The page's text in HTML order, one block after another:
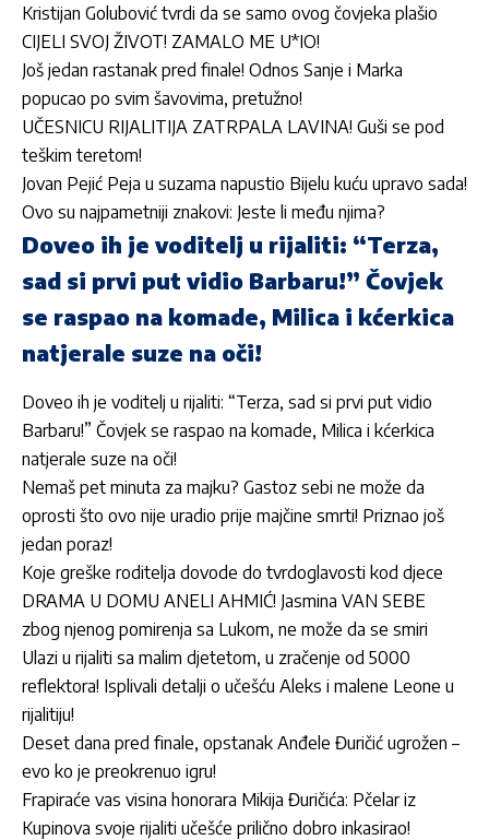
Kristijan Golubović tvrdi da se samo ovog čovjeka plašio
CIJELI SVOJ ŽIVOT! ZAMALO ME U*IO!
Još jedan rastanak pred finale! Odnos Sanje i Marka
popucao po svim šavovima, pretužno!
UČESNICU RIJALITIJA ZATRPALA LAVINA! Guši se pod
teškim teretom!
Jovan Pejić Peja u suzama napustio Bijelu kuću upravo sada!
Ovo su najpametniji znakovi: Jeste li među njima?
Doveo ih je voditelj u rijaliti: “Terza,
sad si prvi put vidio Barbaru!” Čovjek
se raspao na komade, Milica i kćerkica
natjerale suze na oči!
Doveo ih je voditelj u rijaliti: “Terza, sad si prvi put vidio
Barbaru!” Čovjek se raspao na komade, Milica i kćerkica
natjerale suze na oči!
Nemaš pet minuta za majku? Gastoz sebi ne može da
oprosti što ovo nije uradio prije majčine smrti! Priznao još
jedan poraz!
Koje greške roditelja dovode do tvrdoglavosti kod djece
DRAMA U DOMU ANELI AHMIĆ! Jasmina VAN SEBE
zbog njenog pomirenja sa Lukom, ne može da se smiri
Ulazi u rijaliti sa malim djetetom, u zračenje od 5000
reflektora! Isplivali detalji o učešću Aleks i malene Leone u
rijalitiju!
Deset dana pred finale, opstanak Anđele Đuričić ugrožen –
evo ko je preokrenuo igru!
Frapiraće vas visina honorara Mikija Đuričića: Pčelar iz
Kupinova svoje rijaliti učešće prilično dobro inkasirao!